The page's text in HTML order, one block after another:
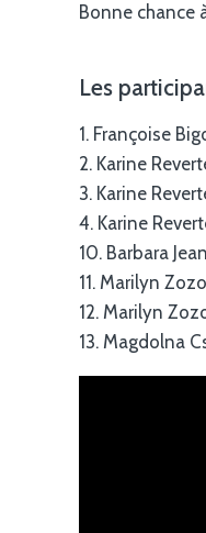
Bonne chance
Les
1. Françoise
2. Karine
3. Karine
4. Karine
10. Barbara
11. Marilyn
12. Marilyn
13. Magdolna